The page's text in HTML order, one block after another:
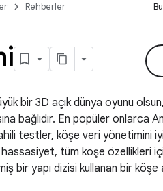
Rehberler
bir 3D açık dünya oyunu
bağlıdır. En popüler onlarca
testler, köşe veri yönetimini
tüm köşe özellikleri
yapı dizisi kullanan bir köşe